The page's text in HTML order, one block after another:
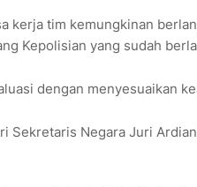
kerja tim kemungkinan
Kepolisian yang sudah
dengan menyesuaikan
Sekretaris Negara Juri